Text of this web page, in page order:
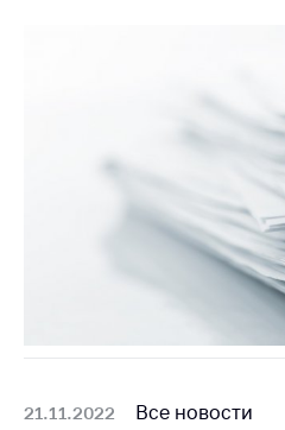
персональных
Новости
Обратиться в МАРТ
Личный прием
граждан и юр. лиц
Прямaя телефоннaя
Горячая линия
21.11.2022 Все новости